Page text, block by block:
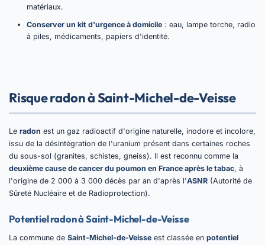
matériaux.
Conserver un kit d'urgence à domicile : eau, lampe torche, radio
à piles, médicaments, papiers d'identité.
Risque radon à Saint-Michel-de-Veisse
Le radon est un gaz radioactif d'origine naturelle, inodore et incolore,
issu de la désintégration de l'uranium présent dans certaines roches
du sous-sol (granites, schistes, gneiss). Il est reconnu comme la
deuxième cause de cancer du poumon en France après le tabac, à
l'origine de 2 000 à 3 000 décès par an d'après l'ASNR (Autorité de
Sûreté Nucléaire et de Radioprotection).
Potentiel radon à Saint-Michel-de-Veisse
La commune de Saint-Michel-de-Veisse est classée en potentiel